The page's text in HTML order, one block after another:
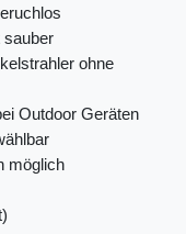
sauber
ohne
Outdoor Geräten
möglich